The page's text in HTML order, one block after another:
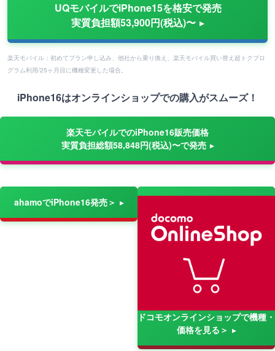
UQモバイルでiPhone15を格安で発売
実質負担額53,900円(税込)〜
楽天モバイル：初めてプラン申し込み、他社から乗り換え、楽天モバイル買い替え超トクプロ
グラム利用/25ヶ月目に機種変更した場合。
iPhone16はオンラインショップでの購入がスムーズ！
楽天モバイルでのiPhone16販売価格
実質負担総額58,848円(税込)〜で発売
ahamoでiPhone16発売＞
ドコモオンラインショップで機種・
価格を見る＞